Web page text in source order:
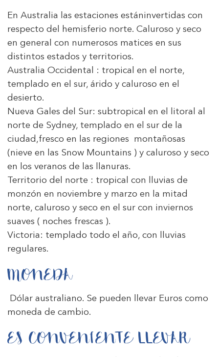
En Australia las estaciones estáninvertidas con
respecto del hemisferio norte. Caluroso y seco
en general con numerosos matices en sus
distintos estados y territorios.
Australia Occidental : tropical en el norte,
templado en el sur, árido y caluroso en el
desierto.
Nueva Gales del Sur: subtropical en el litoral al
norte de Sydney, templado en el sur de la
ciudad,fresco en las regiones montañosas
(nieve en las Snow Mountains ) y caluroso y seco
en los veranos de las llanuras.
Territorio del norte : tropical con lluvias de
monzón en noviembre y marzo en la mitad
norte, caluroso y seco en el sur con inviernos
suaves ( noches frescas ).
Victoria: templado todo el año, con lluvias
regulares.
MONEDA
Dólar australiano. Se pueden llevar Euros como
moneda de cambio.
ES CONVENIENTE LLEVAR